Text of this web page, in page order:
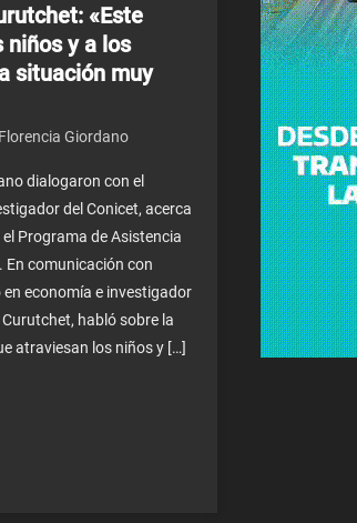
«Este
niños y a los
situación muy
Florencia Giordano
dialogaron con el
del Conicet, acerca
Programa de Asistencia
En comunicación con
en economía e investigador
habló sobre la
atraviesan los niños y […]